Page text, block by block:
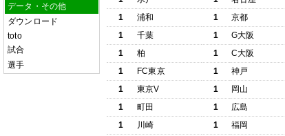
データ・その他
ダウンロード
toto
試合
選手
1
浦和 1
京都
1
千葉 1
G大阪
1
柏 1
C大阪
1
FC東京 1
神戸
1
東京V 1
岡山
1
町田 1
広島
1
川崎 1 福岡